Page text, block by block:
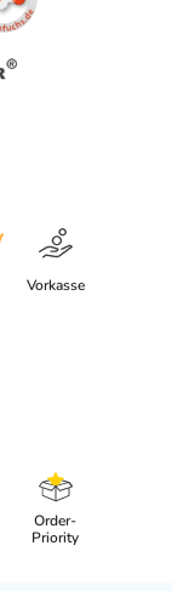
Vorkasse
Order-
Priority